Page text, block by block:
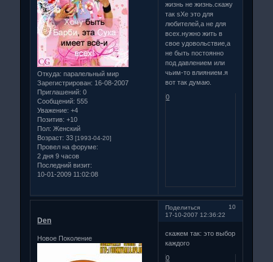
Откуда: паралельный мир
Зарегистрирован: 16-08-2007
Приглашений: 0
Сообщений: 555
Уважение: +4
Позитив: +10
Пол: Женский
Возраст: 33[1993-04-20]
Провел на форуме:
2 дня 9 часов
Последний визит:
10-01-2009 11:02:08
жизнь не жизнь.скажу
так sXe это для
любителей,а не для
всех.нужно жить в
свое удовольствие,а
не быть постоянно
под давлением или
чьим-то влиянием.я
вот так думаю.
0
Поделиться
10
17-10-2007 12:36:22
Den
Новое Поколение
скажем так: это выбор
каждого
0